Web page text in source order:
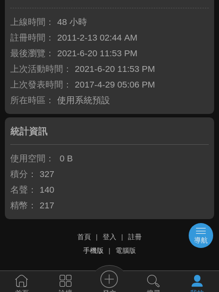
上線時間：
48 小時
註冊時間：
2011-2-13 02:44 AM
最後瀏覽：
2021-6-20 11:53 PM
上次活動時間：
2021-6-20 11:53 PM
上次發表時間：
2017-4-29 05:06 PM
所在時區：
使用系統預設
統計資訊
使用空間：
0 B
積分：
327
名聲：
140
精幣：
217
首頁 | 登入 |
註冊
手機版
| 電腦版
導航